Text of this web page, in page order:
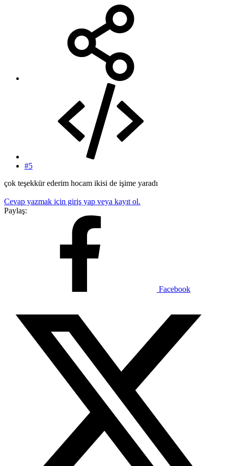
#5
çok teşekkür ederim hocam ikisi de işime yaradı
Cevap yazmak için giriş yap veya kayıt ol.
Paylaş:
Facebook